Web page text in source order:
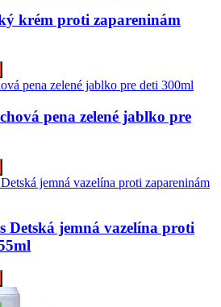
krém proti zapareninám
pena zelené jablko pre
Detská jemná vazelína proti